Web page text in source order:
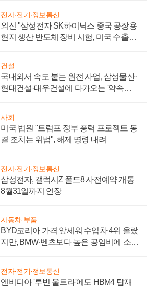
전자·전기·정보통신
외신 "삼성전자 SK하이닉스 중국 공장용
현지 생산 반도체 장비 시험, 미국 수출통
건설
국내외서 속도 붙는 원전 사업, 삼성물산·
현대건설·대우건설에 다가오는 '약속의
사회
미국 법원 "트럼프 정부 풍력 프로젝트 동
결 조치는 위법", 해제 명령 내려
전자·전기·정보통신
삼성전자, 갤럭시Z 폴드8 사전예약 개통
8월31일까지 연장
자동차·부품
BYD코리아 가격 앞세워 수입차 4위 올랐
지만, BMW·벤츠보다 높은 공임비에 소비
전자·전기·정보통신
엔비디아 '루빈 울트라'에도 HBM4 탑재